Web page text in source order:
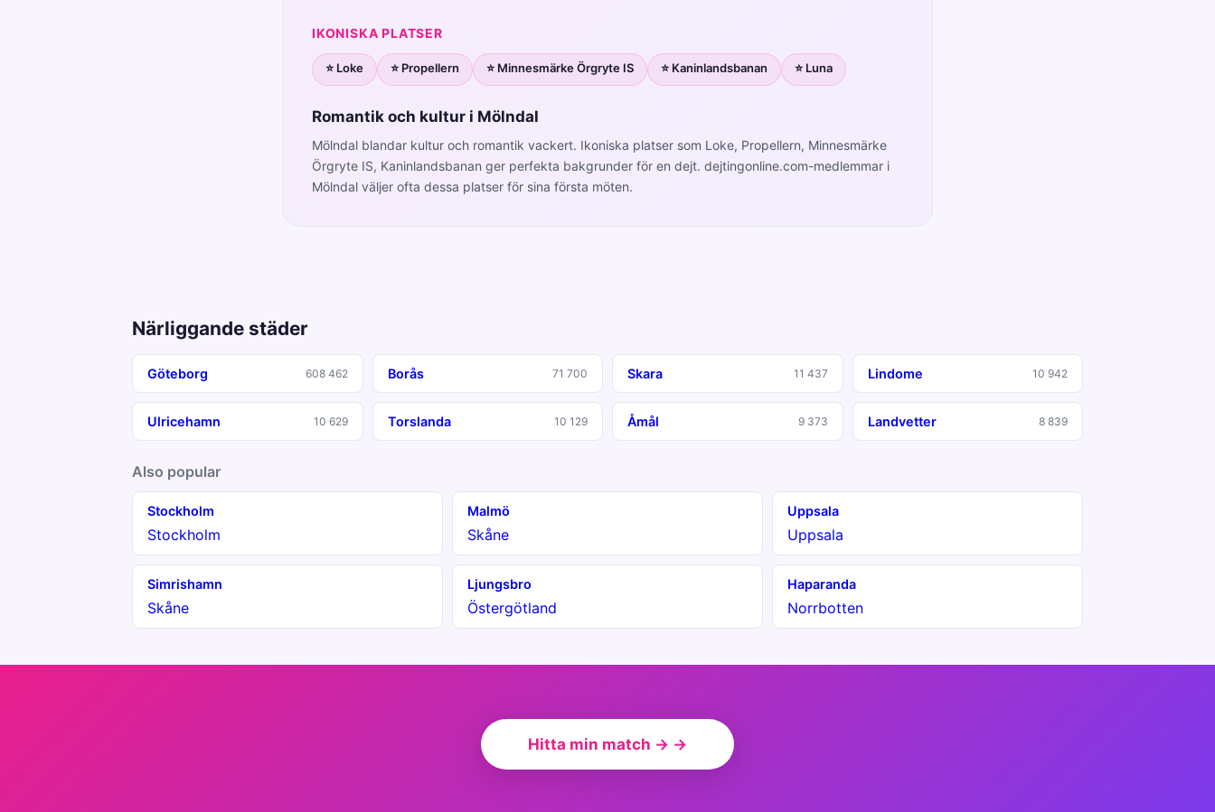
IKONISKA PLATSER
⭐ Loke ⭐ Propellern ⭐ Minnesmärke Örgryte IS ⭐ Kaninlandsbanan ⭐ Luna
Romantik och kultur i Mölndal
Mölndal blandar kultur och romantik vackert. Ikoniska platser som Loke, Propellern, Minnesmärke
Örgryte IS, Kaninlandsbanan ger perfekta bakgrunder för en dejt. dejtingonline.com-medlemmar i
Mölndal väljer ofta dessa platser för sina första möten.
Närliggande städer
Göteborg 608 462 Borås 71 700 Skara 11 437 Lindome 10 942
Ulricehamn 10 629 Torslanda 10 129 Åmål 9 373 Landvetter 8 839
Also popular
Stockholm
Stockholm
Malmö
Skåne
Uppsala
Uppsala
Simrishamn
Skåne
Ljungsbro
Östergötland
Haparanda
Norrbotten
Hitta min match → →